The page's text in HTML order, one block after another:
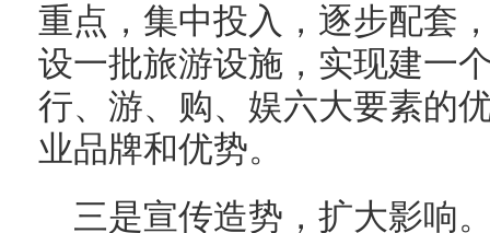
重点，集中投入，逐步配套
设一批旅游设施，实现建一
行、游、购、娱六大要素的
业品牌和优势。
三是宣传造势，扩大影响